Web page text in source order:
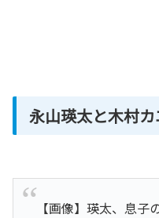
永山瑛太と木村
【画像】瑛太、息